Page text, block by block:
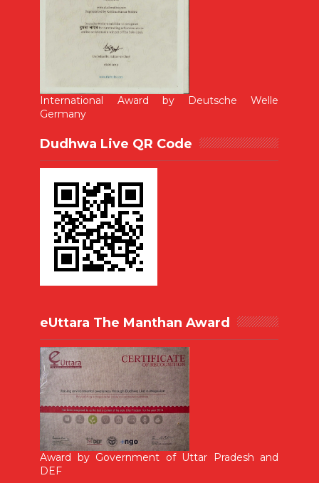
International Award by Deutsche Welle
Germany
Dudhwa Live QR Code
eUttara The Manthan Award
Award by Government of Uttar Pradesh and
DEF